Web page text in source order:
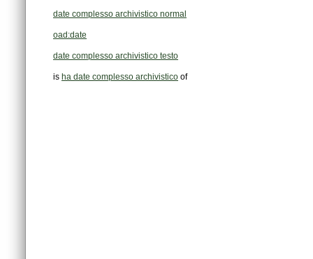
date complesso archivistico normal
oad:date
date complesso archivistico testo
is ha date complesso archivistico of